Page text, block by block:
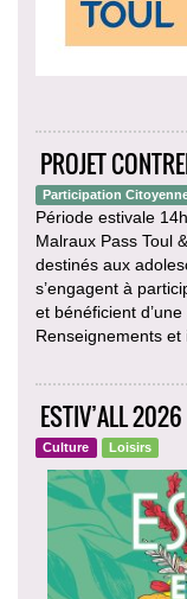
PROJET
Participation
Période estivale
Malraux Pass Toul
destinés aux
s’engagent à
et bénéficient
Renseignements
ESTIV’ALL 2026
Culture Loisirs